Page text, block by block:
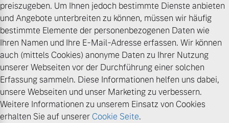
preiszugeben. Um Ihnen jedoch bestimmte Dienste anbieten
und Angebote unterbreiten zu können, müssen wir häufig
bestimmte Elemente der personenbezogenen Daten wie
Ihren Namen und Ihre E-Mail-Adresse erfassen. Wir können
auch (mittels Cookies) anonyme Daten zu Ihrer Nutzung
unserer Webseiten vor der Durchführung einer solchen
Erfassung sammeln. Diese Informationen helfen uns dabei,
unsere Webseiten und unser Marketing zu verbessern.
Weitere Informationen zu unserem Einsatz von Cookies
erhalten Sie auf unsererCookie Seite.